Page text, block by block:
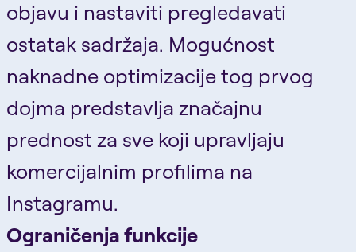
objavu i nastaviti pregledavati
ostatak sadržaja. Mogućnost
naknadne optimizacije tog prvog
dojma predstavlja značajnu
prednost za sve koji upravljaju
komercijalnim profilima na
Instagramu.
Ograničenja funkcije